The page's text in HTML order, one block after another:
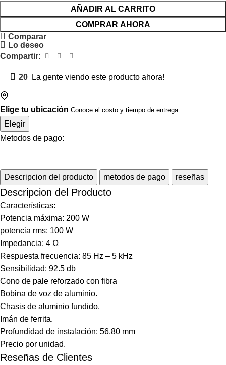
AÑADIR AL CARRITO
COMPRAR AHORA
Comparar
Lo deseo
Compartir:
20 La gente viendo este producto ahora!
Elige tu ubicación Conoce el costo y tiempo de entrega
Elegir
Metodos de pago:
Descripcion del producto metodos de pago reseñas
Descripcion del Producto
Características:
Potencia máxima: 200 W
potencia rms: 100 W
Impedancia: 4 Ω
Respuesta frecuencia: 85 Hz – 5 kHz
Sensibilidad: 92.5 db
Cono de pale reforzado con fibra
Bobina de voz de aluminio.
Chasis de aluminio fundido.
Imán de ferrita.
Profundidad de instalación: 56.80 mm
Precio por unidad.
Reseñas de Clientes